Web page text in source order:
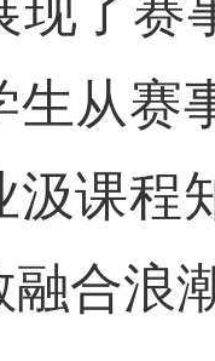
现了赛
生从赛
汲课程
合浪